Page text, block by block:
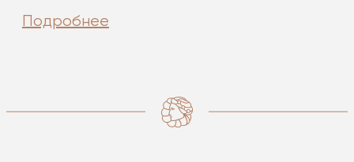
Подробнее